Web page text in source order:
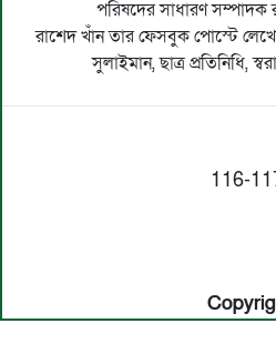
পরিষদের সাধারণ সম্পাদক
রাশেদ খাঁন তার ফেসবুক পোস্টে
সুলাইমান, ছাত্র প্রতিনিধি,
116-